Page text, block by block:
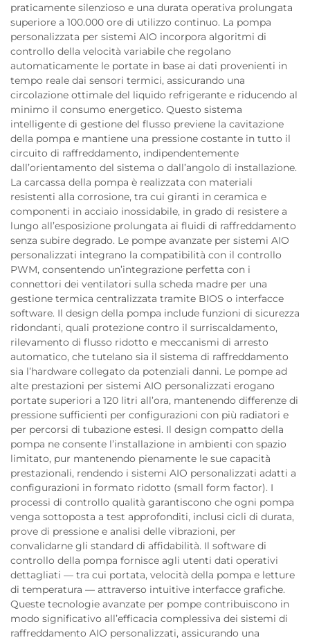
praticamente silenzioso e una durata operativa prolungata
superiore a 100.000 ore di utilizzo continuo. La pompa
personalizzata per sistemi AIO incorpora algoritmi di
controllo della velocità variabile che regolano
automaticamente le portate in base ai dati provenienti in
tempo reale dai sensori termici, assicurando una
circolazione ottimale del liquido refrigerante e riducendo al
minimo il consumo energetico. Questo sistema
intelligente di gestione del flusso previene la cavitazione
della pompa e mantiene una pressione costante in tutto il
circuito di raffreddamento, indipendentemente
dall’orientamento del sistema o dall’angolo di installazione.
La carcassa della pompa è realizzata con materiali
resistenti alla corrosione, tra cui giranti in ceramica e
componenti in acciaio inossidabile, in grado di resistere a
lungo all’esposizione prolungata ai fluidi di raffreddamento
senza subire degrado. Le pompe avanzate per sistemi AIO
personalizzati integrano la compatibilità con il controllo
PWM, consentendo un’integrazione perfetta con i
connettori dei ventilatori sulla scheda madre per una
gestione termica centralizzata tramite BIOS o interfacce
software. Il design della pompa include funzioni di sicurezza
ridondanti, quali protezione contro il surriscaldamento,
rilevamento di flusso ridotto e meccanismi di arresto
automatico, che tutelano sia il sistema di raffreddamento
sia l’hardware collegato da potenziali danni. Le pompe ad
alte prestazioni per sistemi AIO personalizzati erogano
portate superiori a 120 litri all’ora, mantenendo differenze di
pressione sufficienti per configurazioni con più radiatori e
per percorsi di tubazione estesi. Il design compatto della
pompa ne consente l’installazione in ambienti con spazio
limitato, pur mantenendo pienamente le sue capacità
prestazionali, rendendo i sistemi AIO personalizzati adatti a
configurazioni in formato ridotto (small form factor). I
processi di controllo qualità garantiscono che ogni pompa
venga sottoposta a test approfonditi, inclusi cicli di durata,
prove di pressione e analisi delle vibrazioni, per
convalidarne gli standard di affidabilità. Il software di
controllo della pompa fornisce agli utenti dati operativi
dettagliati — tra cui portata, velocità della pompa e letture
di temperatura — attraverso intuitive interfacce grafiche.
Queste tecnologie avanzate per pompe contribuiscono in
modo significativo all’efficacia complessiva dei sistemi di
raffreddamento AIO personalizzati, assicurando una